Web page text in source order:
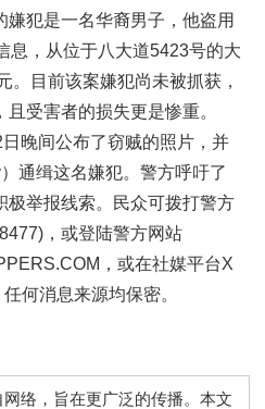
犯是一名华裔男子，他盗用
息，从位于八大道5423号的大
。目前该案嫌犯尚未被抓获，
受害者的损失更是惨重。
晚间公布了窃贼的照片，并
通缉这名嫌犯。警方呼吁了
极举报线索。民众可拨打警方
，或登陆警方网站
，或在社媒平台X
何消息来源均保密。
，旨在更广泛的传播。本文